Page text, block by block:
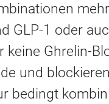
GLP-1 oder
keine Ghrelin-
und
bedingt